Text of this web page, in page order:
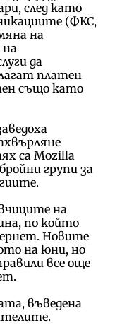
след като
(ФКС,
на
да
платен
също като
са Mozilla
групи за
на
по който
Новите
на юни, но
все още
въведена